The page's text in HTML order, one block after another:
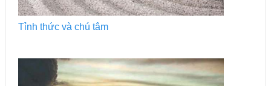
Tỉnh thức và chú tâm